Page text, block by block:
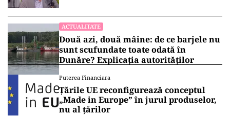
ACTUALITATE
Două azi, două mâine: de ce barjele nu
sunt scufundate toate odată în
Dunăre? Explicația autorităților
Puterea Financiara
Țările UE reconfigurează conceptul
„Made in Europe” în jurul produselor,
nu al țărilor